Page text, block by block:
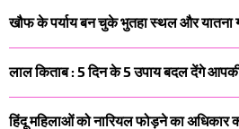
खौफ के पर्याय बन चुके भुतहा स्थल और यातना
लाल किताब : 5 दिन के 5 उपाय बदल देंगे
हिंदू महिलाओं को नारियल फोड़ने का अधिकार